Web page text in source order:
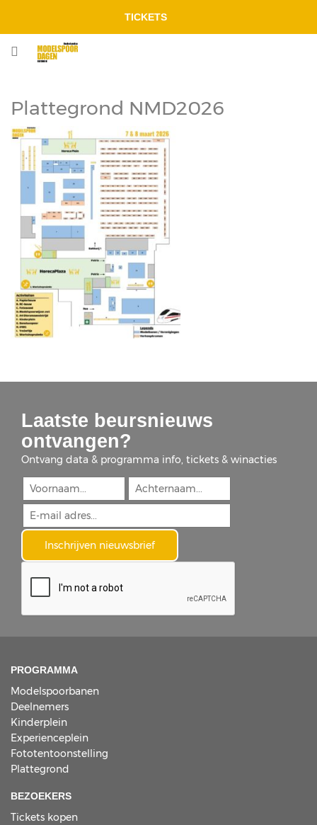
TICKETS
Plattegrond NMD2026
Laatste beursnieuws
ontvangen?
Ontvang data & programma info, tickets & winacties
PROGRAMMA
Modelspoorbanen
Deelnemers
Kinderplein
Experienceplein
Fototentoonstelling
Plattegrond
BEZOEKERS
Tickets kopen